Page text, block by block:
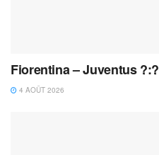
Fiorentina – Juventus ?:?
4 AOÛT 2026